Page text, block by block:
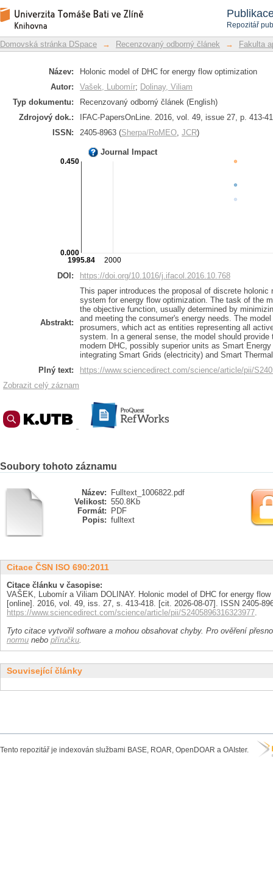
Repozitář
Holonic model of DHC for energy flow
Repozitář DSpace/Manakin
Domovská stránka DSpace → Recenzovaný odborný článek → Fakulta
Název:
Holonic model of DHC for energy flow optimization
Autor:
Vašek, Lubomír; Dolinay, Viliam
Typ dokumentu:
Recenzovaný odborný článek (English)
Zdrojový dok.:
IFAC-PapersOnLine. 2016, vol. 49, issue 27, p. 413-
ISSN:
2405-8963 (Sherpa/RoMEO, JCR)
Journal Impact
2000
1995.84
0.000
0.450
DOI: https://doi.org/10.1016/j.ifacol.2016.10.768
Abstrakt:
This paper introduces the proposal of discrete
system for energy flow optimization. The task of the
the objective function, usually determined by
and meeting the consumer's energy needs. The
prosumers, which act as entities representing all
system. In a general sense, the model should
modern DHC, possibly superior units as Smart
integrating Smart Grids (electricity) and Smart
Plný text:
https://www.sciencedirect.com/science/article/pii/
Zobrazit celý záznam
Soubory tohoto záznamu
Název:
Fulltext_1006822.pdf
Velikost: 550.8Kb
Formát:
PDF
Popis: fulltext
Citace ČSN ISO 690:2011
Citace článku v časopise:
VAŠEK, Lubomír a Viliam DOLINAY. Holonic model of DHC for energy
[online]. 2016, vol. 49, iss. 27, s. 413-418. [cit. 2026-08-07]. ISSN 2405-
https://www.sciencedirect.com/science/article/pii/S2405896316323977.
Tyto citace vytvořil software a mohou obsahovat chyby. Pro ověření
normu nebo příručku.
Související články
Tento repozitář je indexován službami BASE, ROAR, OpenDOAR a OAIster.